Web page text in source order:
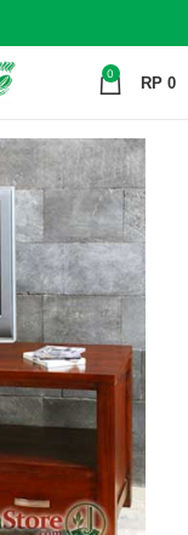
0 RP 0